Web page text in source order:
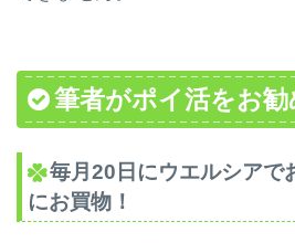
筆者がポイ活をお
毎月20日にウエルシアで
にお買物！